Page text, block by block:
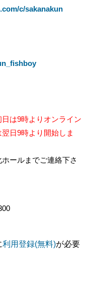
c/sakanakun
は9時よりオンライン
日9時より開始しま
ールまでご連絡下さ
利用登録(無料)が必要